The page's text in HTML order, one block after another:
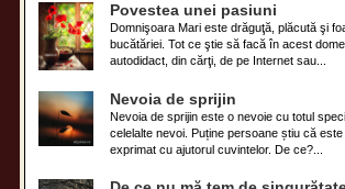
Povestea unei pasiuni
Domnişoara Mari este drăguţă, plăcută şi
bucătăriei. Tot ce ştie să facă în acest
autodidact, din cărţi, de pe Internet sau...
Nevoia de sprijin
Nevoia de sprijin este o nevoie cu totul
celelalte nevoi. Puține persoane știu că
exprimat cu ajutorul cuvintelor. De ce?...